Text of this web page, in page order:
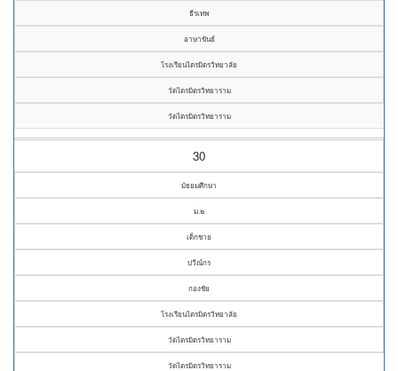
ธีรเทพ
อาษาขันธ์
โรงเรียนไตรมิตรวิทยาลัย
วัดไตรมิตรวิทยาราม
วัดไตรมิตรวิทยาราม
30
มัธยมศึกษา
ม.๒
เด็กชาย
ปวีณ์กร
กองชัย
โรงเรียนไตรมิตรวิทยาลัย
วัดไตรมิตรวิทยาราม
วัดไตรมิตรวิทยาราม